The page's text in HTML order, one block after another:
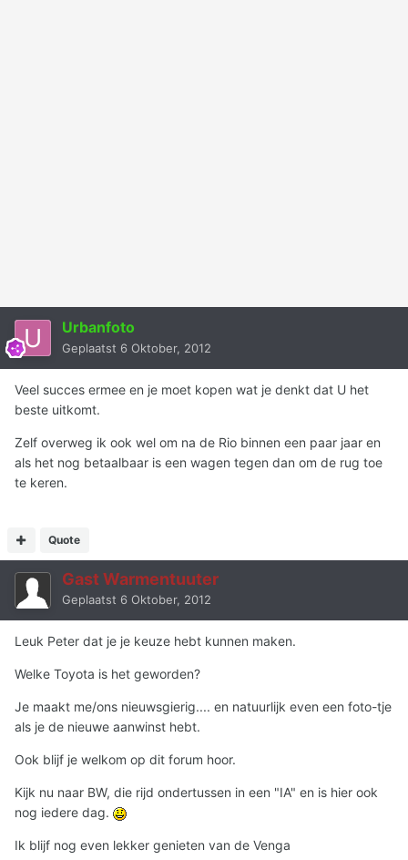
Urbanfoto
Geplaatst 6 Oktober, 2012
Veel succes ermee en je moet kopen wat je denkt dat U het
beste uitkomt.
Zelf overweg ik ook wel om na de Rio binnen een paar jaar en
als het nog betaalbaar is een wagen tegen dan om de rug toe
te keren.
Quote
Gast Warmentuuter
Geplaatst 6 Oktober, 2012
Leuk Peter dat je je keuze hebt kunnen maken.
Welke Toyota is het geworden?
Je maakt me/ons nieuwsgierig.... en natuurlijk even een foto-tje
als je de nieuwe aanwinst hebt.
Ook blijf je welkom op dit forum hoor.
Kijk nu naar BW, die rijd ondertussen in een "IA" en is hier ook
nog iedere dag.
Ik blijf nog even lekker genieten van de Venga